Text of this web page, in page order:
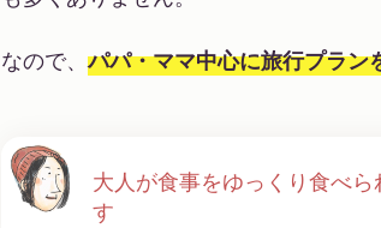
なので、パパ・ママ中心に旅行プラン
大人が食事をゆっくり食べ
す